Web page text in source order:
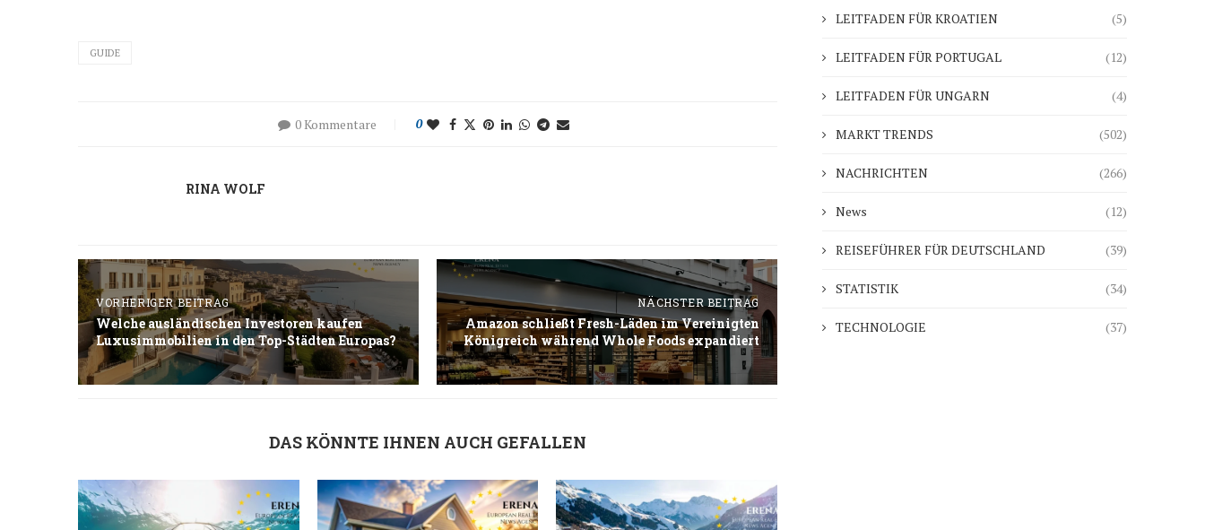
GUIDE
0 Kommentare 0
RINA WOLF
VORHERIGER BEITRAG
Welche ausländischen Investoren kaufen
Luxusimmobilien in den Top-Städten Europas?
NÄCHSTER BEITRAG
Amazon schließt Fresh-Läden im Vereinigten
Königreich während Whole Foods expandiert
DAS KÖNNTE IHNEN AUCH GEFALLEN
LEITFADEN FÜR KROATIEN (5)
LEITFADEN FÜR PORTUGAL (12)
LEITFADEN FÜR UNGARN (4)
MARKT TRENDS (502)
NACHRICHTEN (266)
News (12)
REISEFÜHRER FÜR DEUTSCHLAND (39)
STATISTIK (34)
TECHNOLOGIE (37)